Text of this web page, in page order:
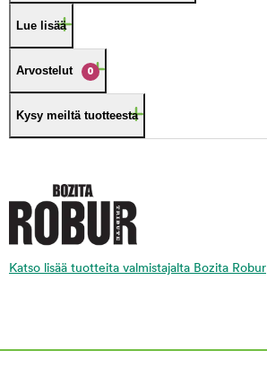
Lue lisää
Arvostelut 0
Kysy meiltä tuotteesta
Katso lisää tuotteita valmistajalta Bozita Robur